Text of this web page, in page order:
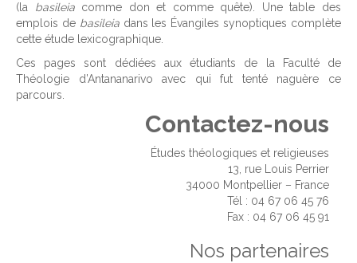
(la basileiacomme don et comme quête). Une table des
emplois de basileiadans les Évangiles synoptiques complète
cette étude lexicographique.
Ces pages sont dédiées aux étudiants de la Faculté de
Théologie d’Antananarivo avec qui fut tenté naguère ce
parcours.
Contactez-nous
Études théologiques et religieuses
13, rue Louis Perrier
34000 Montpellier – France
Tél : 04 67 06 45 76
Fax : 04 67 06 45 91
Nos partenaires